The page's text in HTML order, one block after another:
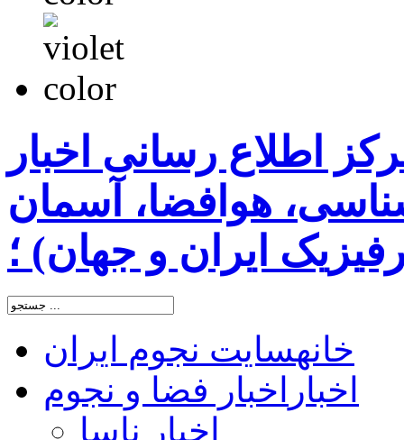
اطلاع رسانی اخبار
هوافضا، آسمان
ایران و جهان) ؛
خانهسایت نجوم ایران
اخبار اخبار فضا و نجوم
اخبار ناسا